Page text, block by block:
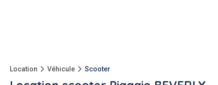
Location Véhicule Scooter